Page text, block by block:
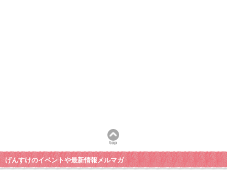
げんすけのイベントや最新情報メルマガ